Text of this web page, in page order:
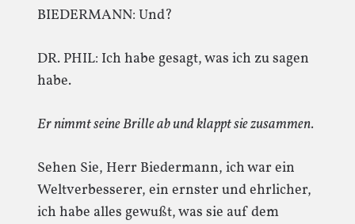
BIEDERMANN: Und?
DR. PHIL: Ich habe gesagt, was ich zu sagen
habe.
Er nimmt seine Brille ab und klappt sie zusammen.
Sehen Sie, Herr Biedermann, ich war ein
Weltverbesserer, ein ernster und ehrlicher,
ich habe alles gewußt, was sie auf dem